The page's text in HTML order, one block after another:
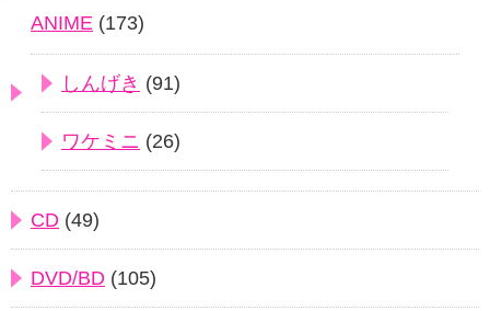
ANIME (173)
しんげき (91)
ワケミニ (26)
CD (49)
DVD/BD (105)